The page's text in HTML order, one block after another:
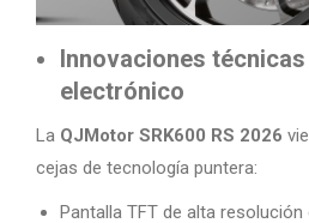
Innovaciones
electrónico
La QJMotor SRK600 RS 2026
cejas de tecnología puntera:
Pantalla TFT de alta